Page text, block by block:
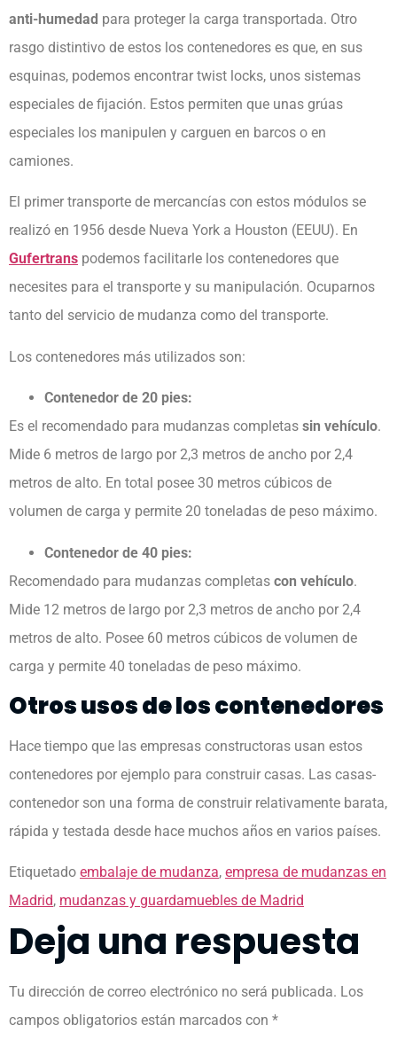
anti-humedad para proteger la carga transportada. Otro
rasgo distintivo de estos los contenedores es que, en sus
esquinas, podemos encontrar twist locks, unos sistemas
especiales de fijación. Estos permiten que unas grúas
especiales los manipulen y carguen en barcos o en
camiones.
El primer transporte de mercancías con estos módulos se
realizó en 1956 desde Nueva York a Houston (EEUU). En
Gufertrans podemos facilitarle los contenedores que
necesites para el transporte y su manipulación. Ocuparnos
tanto del servicio de mudanza como del transporte.
Los contenedores más utilizados son:
Contenedor de 20 pies:
Es el recomendado para mudanzas completas sin vehículo.
Mide 6 metros de largo por 2,3 metros de ancho por 2,4
metros de alto. En total posee 30 metros cúbicos de
volumen de carga y permite 20 toneladas de peso máximo.
Contenedor de 40 pies:
Recomendado para mudanzas completas con vehículo.
Mide 12 metros de largo por 2,3 metros de ancho por 2,4
metros de alto. Posee 60 metros cúbicos de volumen de
carga y permite 40 toneladas de peso máximo.
Otros usos de los contenedores
Hace tiempo que las empresas constructoras usan estos
contenedores por ejemplo para construir casas. Las casas-
contenedor son una forma de construir relativamente barata,
rápida y testada desde hace muchos años en varios países.
Etiquetado embalaje de mudanza, empresa de mudanzas en
Madrid, mudanzas y guardamuebles de Madrid
Deja una respuesta
Tu dirección de correo electrónico no será publicada. Los
campos obligatorios están marcados con *